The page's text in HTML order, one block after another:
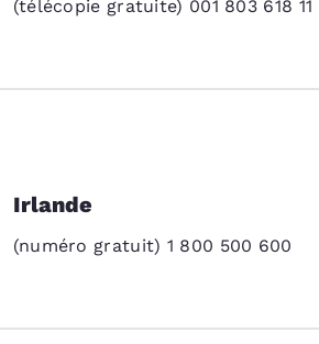
(télécopie gratuite) 001 803 618 11
Irlande
(numéro gratuit) 1 800 500 600